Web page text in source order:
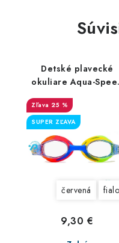
Detské plavecké
okuliare Aqua-
Amari
25 %
SUPER ZĽAVA
červená
9,30 €